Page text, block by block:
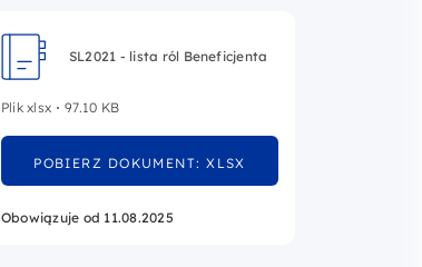
SL2021 - lista ról Beneficjenta
Plik xlsx 97.10 KB
POBIERZ DOKUMENT: XLSX
Obowiązuje od 11.08.2025